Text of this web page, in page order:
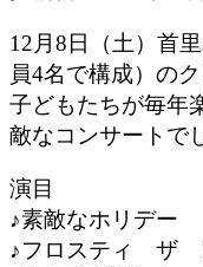
12月8日（土）首
員4名で構成）の
子どもたちが毎年
敵なコンサートで
演目
♪素敵なホリデー
♪フロスティ ザ